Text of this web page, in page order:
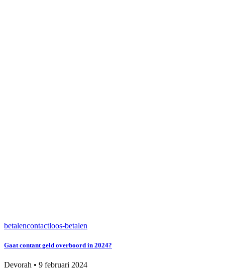
betalencontactloos-betalen
Gaat contant geld overboord in 2024?
Devorah • 9 februari 2024